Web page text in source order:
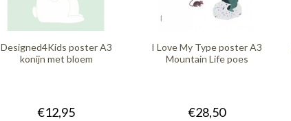
Designed4Kids poster A3
konijn met bloem
€12,95
I Love My Type poster A3
Mountain Life poes
€28,50